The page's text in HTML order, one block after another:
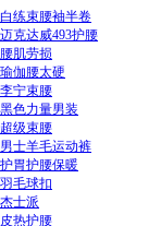
白练束腰袖半卷
迈克达威493护腰
腰肌劳损
瑜伽腰太硬
李宁束腰
黑色力量男装
超级束腰
男士羊毛运动裤
护胃护腰保暖
羽毛球扣
杰士派
皮热护腰